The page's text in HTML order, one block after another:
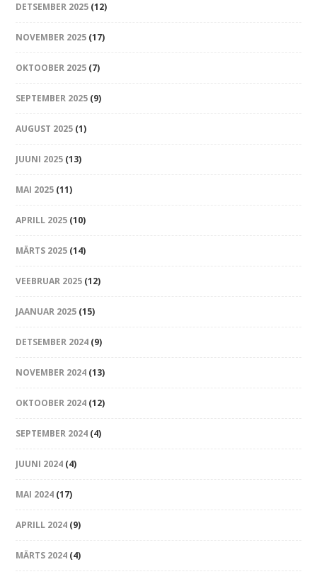
DETSEMBER 2025 (12)
NOVEMBER 2025 (17)
OKTOOBER 2025 (7)
SEPTEMBER 2025 (9)
AUGUST 2025 (1)
JUUNI 2025 (13)
MAI 2025 (11)
APRILL 2025 (10)
MÄRTS 2025 (14)
VEEBRUAR 2025 (12)
JAANUAR 2025 (15)
DETSEMBER 2024 (9)
NOVEMBER 2024 (13)
OKTOOBER 2024 (12)
SEPTEMBER 2024 (4)
JUUNI 2024 (4)
MAI 2024 (17)
APRILL 2024 (9)
MÄRTS 2024 (4)